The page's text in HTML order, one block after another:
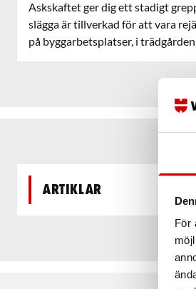
För
Askskaftet ger dig ett stadigt
slägga är tillverkad för att vara
på byggarbetsplatser, i
Artiklar